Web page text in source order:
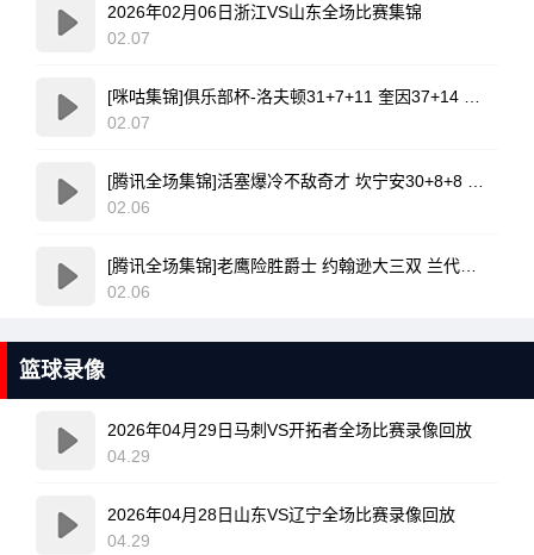
2026年02月06日浙江VS山东全场比赛集锦
02.07
02.07
02.06
02.06
篮球录像
2026年04月29日马刺VS开拓者全场比赛录像回放
04.29
2026年04月28日山东VS辽宁全场比赛录像回放
04.29